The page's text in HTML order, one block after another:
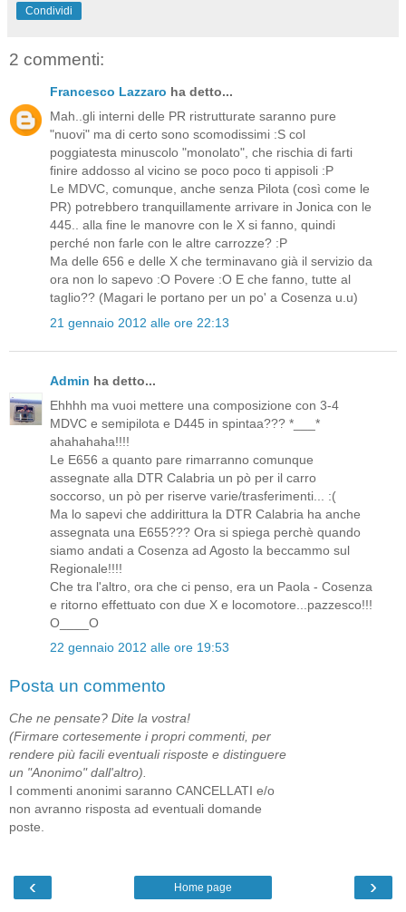
Condividi
2 commenti:
Francesco Lazzaro ha detto...
Mah..gli interni delle PR ristrutturate saranno pure
"nuovi" ma di certo sono scomodissimi :S col
poggiatesta minuscolo "monolato", che rischia di farti
finire addosso al vicino se poco poco ti appisoli :P
Le MDVC, comunque, anche senza Pilota (così come le
PR) potrebbero tranquillamente arrivare in Jonica con le
445.. alla fine le manovre con le X si fanno, quindi
perché non farle con le altre carrozze? :P
Ma delle 656 e delle X che terminavano già il servizio da
ora non lo sapevo :O Povere :O E che fanno, tutte al
taglio?? (Magari le portano per un po' a Cosenza u.u)
21 gennaio 2012 alle ore 22:13
Admin ha detto...
Ehhhh ma vuoi mettere una composizione con 3-4
MDVC e semipilota e D445 in spintaa??? *___*
ahahahaha!!!!
Le E656 a quanto pare rimarranno comunque
assegnate alla DTR Calabria un pò per il carro
soccorso, un pò per riserve varie/trasferimenti... :(
Ma lo sapevi che addirittura la DTR Calabria ha anche
assegnata una E655??? Ora si spiega perchè quando
siamo andati a Cosenza ad Agosto la beccammo sul
Regionale!!!!
Che tra l'altro, ora che ci penso, era un Paola - Cosenza
e ritorno effettuato con due X e locomotore...pazzesco!!!
O____O
22 gennaio 2012 alle ore 19:53
Posta un commento
Che ne pensate? Dite la vostra!
(Firmare cortesemente i propri commenti, per
rendere più facili eventuali risposte e distinguere
un "Anonimo" dall'altro).
I commenti anonimi saranno CANCELLATI e/o
non avranno risposta ad eventuali domande
poste.
‹ ›
Home page